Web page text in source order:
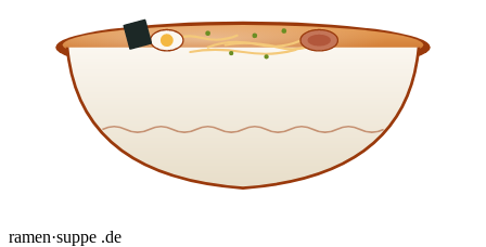
ramen·suppe .de